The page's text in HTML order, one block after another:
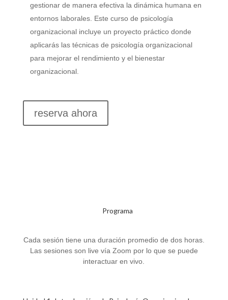
gestionar de manera efectiva la dinámica humana en
entornos laborales. Este curso de psicología
organizacional incluye un proyecto práctico donde
aplicarás las técnicas de psicología organizacional
para mejorar el rendimiento y el bienestar
organizacional.
reserva ahora
Programa
Cada sesión tiene una duración promedio de dos horas.
Las sesiones son live vía Zoom por lo que se puede
interactuar en vivo.